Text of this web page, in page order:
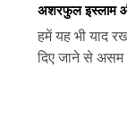
अशरफुल इस्लाम
हमें यह भी याद
दिए जाने से